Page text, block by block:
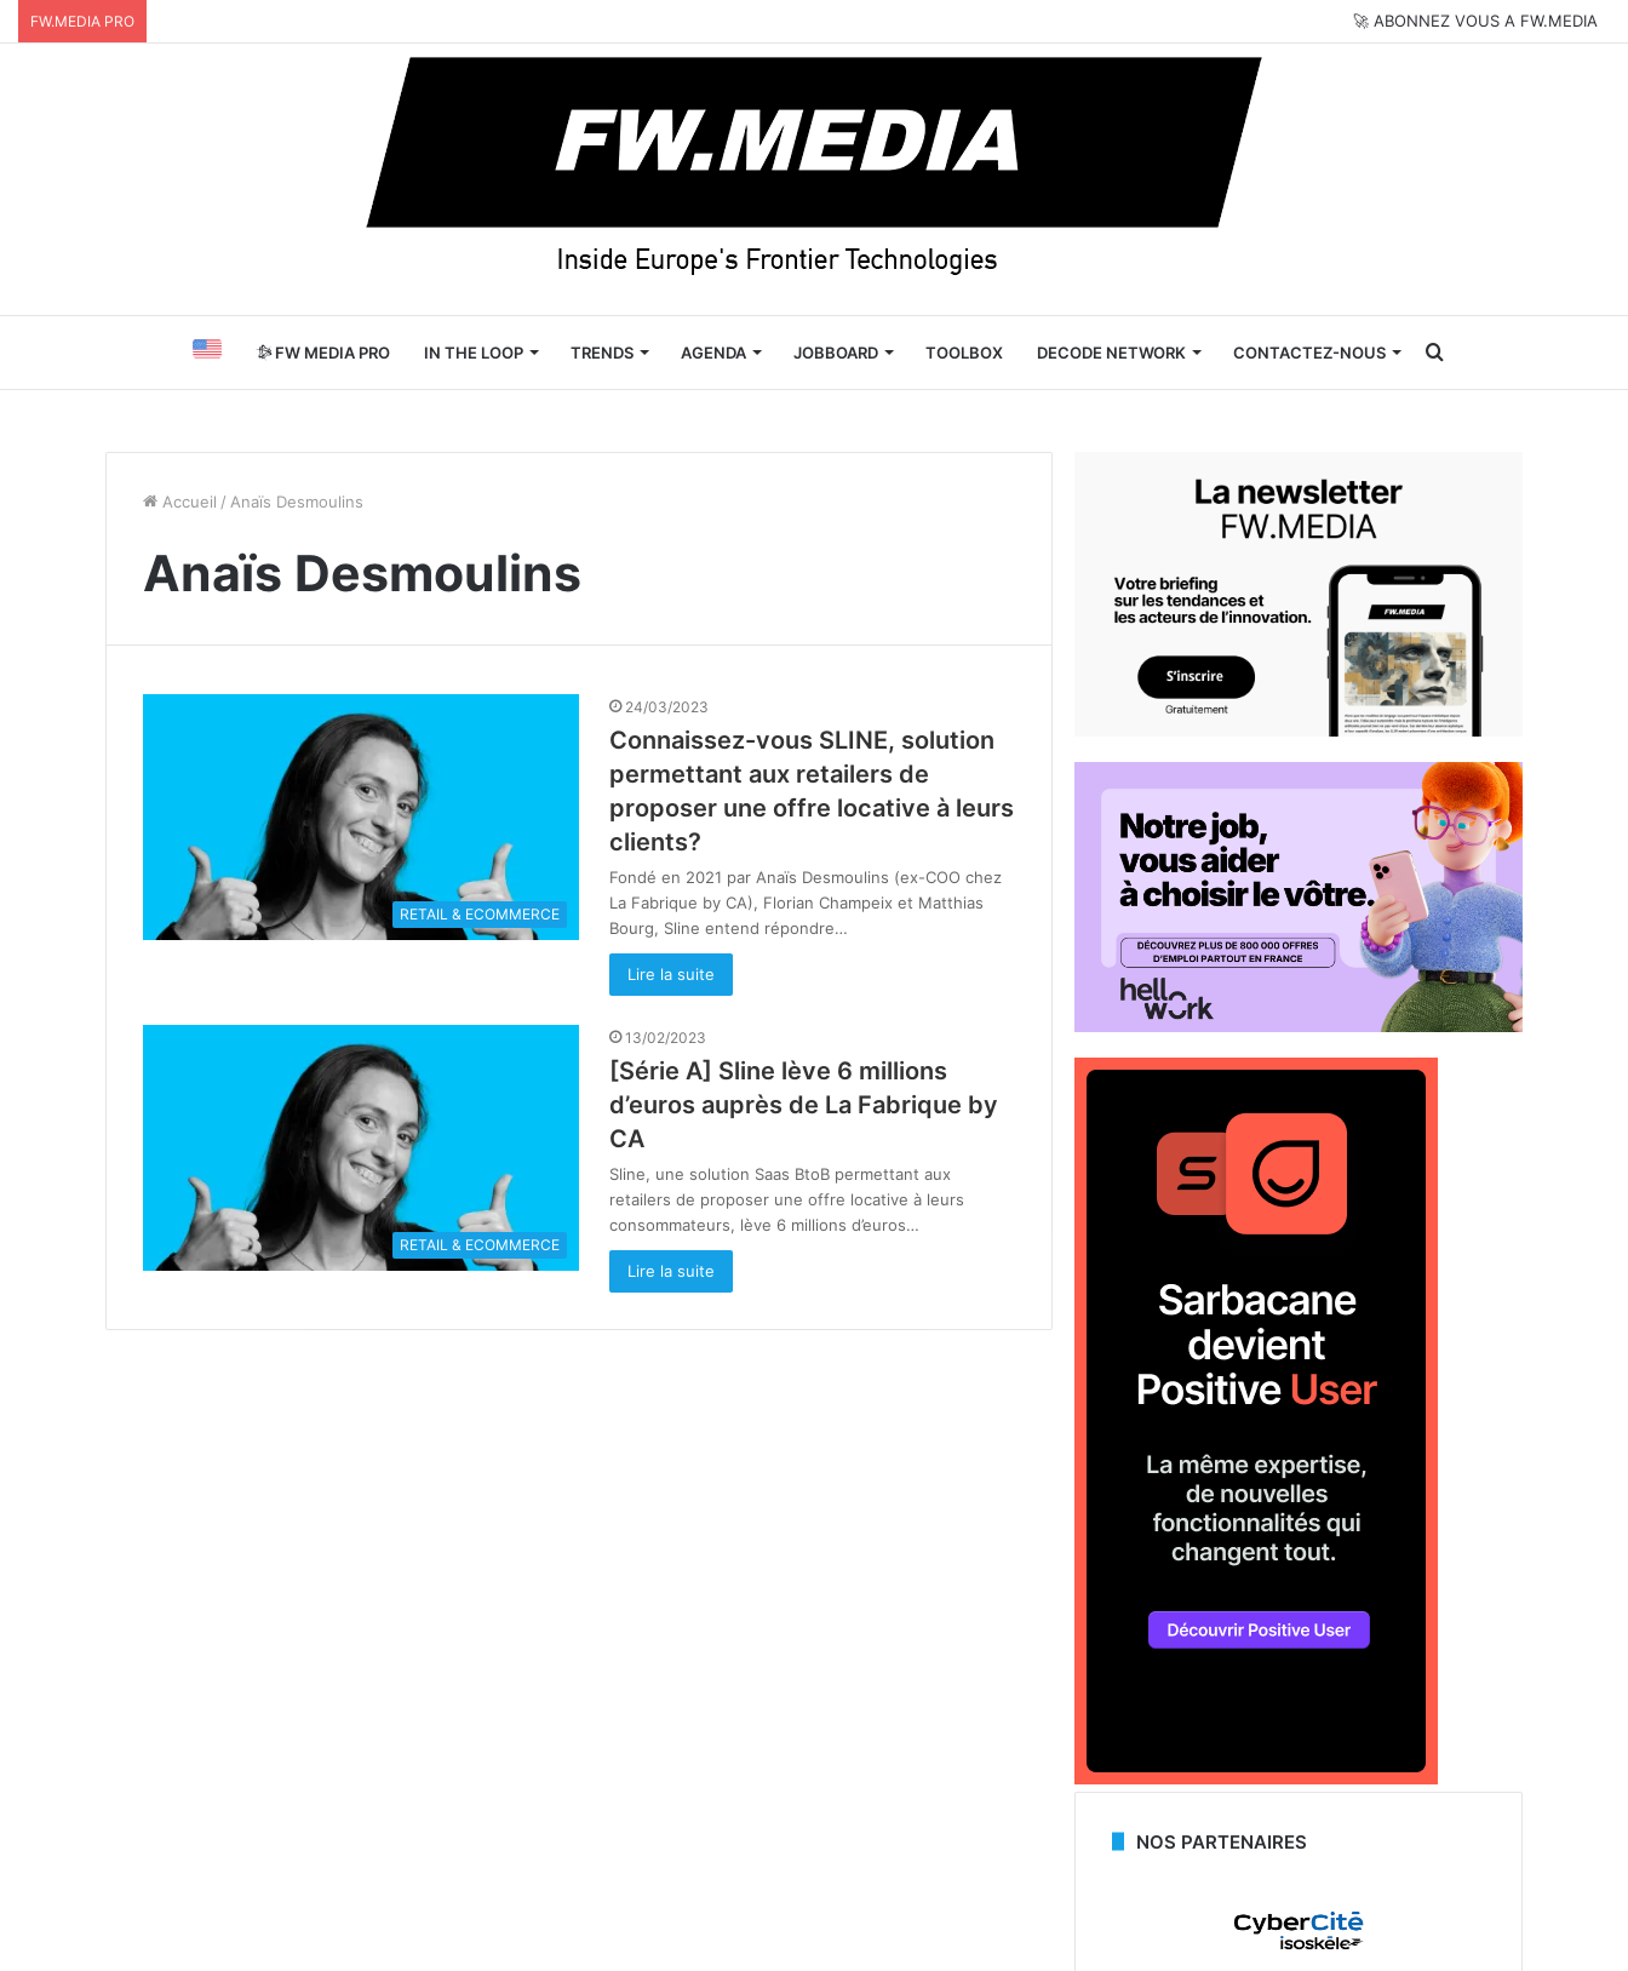
FW.MEDIA PRO 🚀 ABONNEZ VOUS A FW.MEDIA
FW MEDIA PRO IN THE LOOP TRENDS AGENDA JOBBOARD TOOLBOX DECODE NETWORK CONTACTEZ-NOUS Rechercher
Accueil / Anaïs Desmoulins
Anaïs Desmoulins
RETAIL & ECOMMERCE
24/03/2023
Connaissez-vous SLINE, solution
permettant aux retailers de
proposer une offre locative à leurs
clients?
Fondé en 2021 par Anaïs Desmoulins (ex-COO chez
La Fabrique by CA), Florian Champeix et Matthias
Bourg, Sline entend répondre…
Lire la suite
RETAIL & ECOMMERCE
13/02/2023
[Série A] Sline lève 6 millions
d’euros auprès de La Fabrique by
CA
Sline, une solution Saas BtoB permettant aux
retailers de proposer une offre locative à leurs
consommateurs, lève 6 millions d’euros…
Lire la suite
NOS PARTENAIRES